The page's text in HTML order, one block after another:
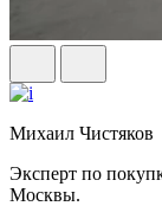
Михаил Чистяков
Эксперт по
Москвы.